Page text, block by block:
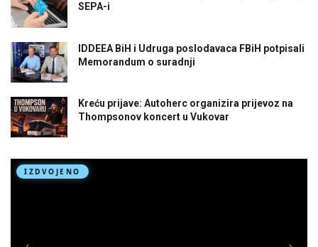
SEPA-i
IDDEEA BiH i Udruga poslodavaca FBiH potpisali
Memorandum o suradnji
Kreću prijave: Autoherc organizira prijevoz na
Thompsonov koncert u Vukovar